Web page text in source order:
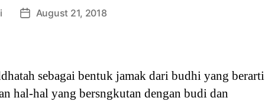
PostAugust 21, 2018
sebagai bentuk jamak dari budhi yang berarti
hal-hal yang bersngkutan dengan budi dan